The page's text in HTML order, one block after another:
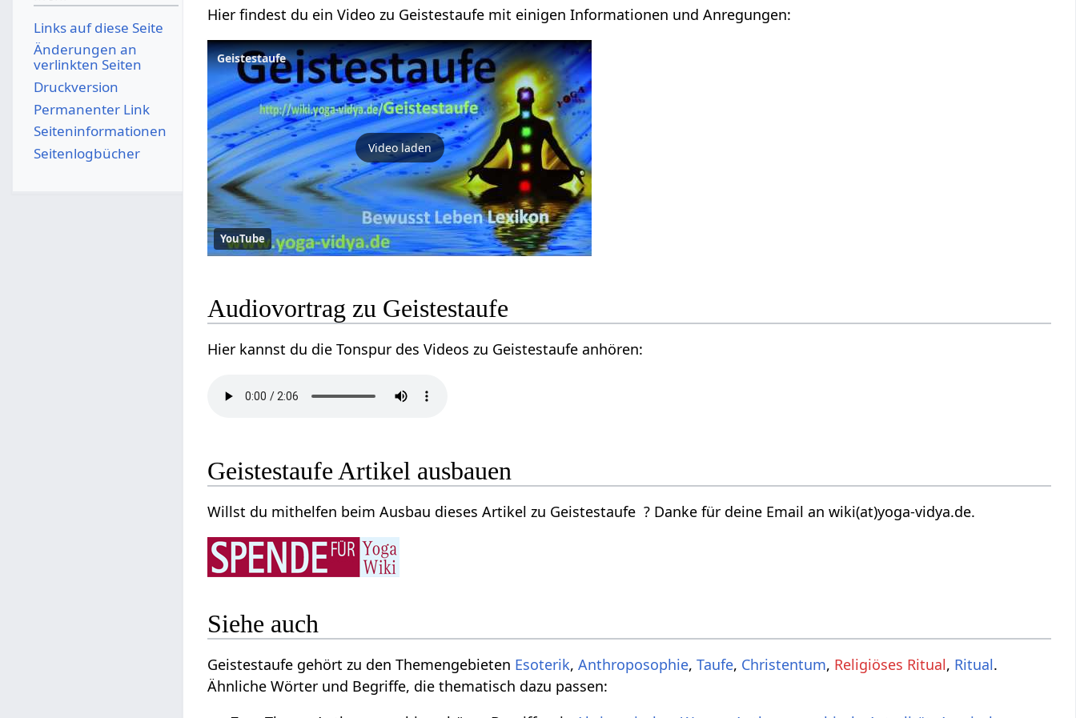
Hier findest du ein Video zu Geistestaufe mit einigen Informationen und Anregungen:
Geistestaufe
Video laden
YouTube
Audiovortrag zu Geistestaufe
Hier kannst du die Tonspur des Videos zu Geistestaufe anhören:
Geistestaufe Artikel ausbauen
Willst du mithelfen beim Ausbau dieses Artikel zu Geistestaufe ? Danke für deine Email an wiki(at)yoga-vidya.de.
Siehe auch
Geistestaufe gehört zu den Themengebieten Esoterik,Anthroposophie,Taufe, Christentum, Religiöses Ritual, Ritual.
Ähnliche Wörter und Begriffe, die thematisch dazu passen:
Links auf diese Seite
Änderungen an
verlinkten Seiten
Druckversion
Permanenter Link
Seiten­­informationen
Seitenlogbücher